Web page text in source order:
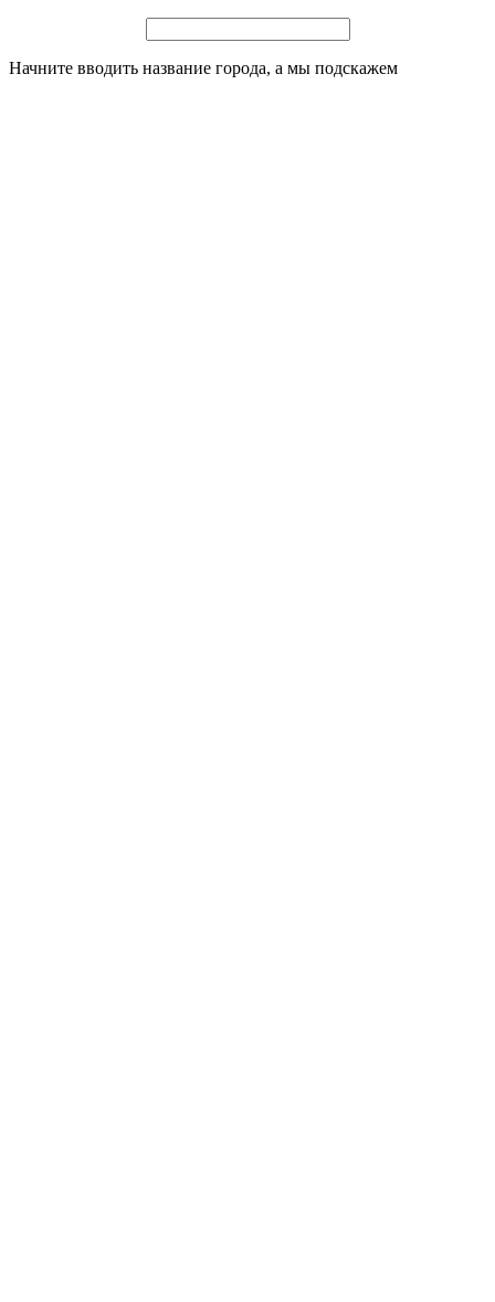
Начните вводить название города, а мы подскажем